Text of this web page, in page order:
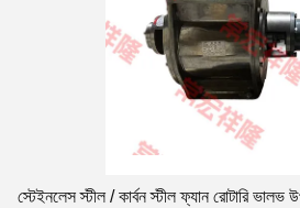
স্টেইনলেস স্টীল / কার্বন স্টীল ফ্যান রোটারি